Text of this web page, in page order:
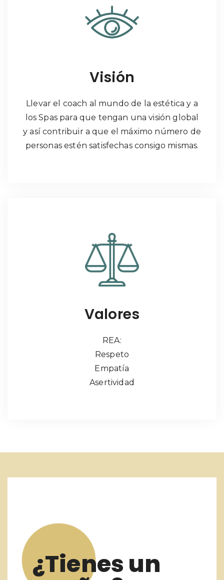
Visión
Llevar el coach al mundo de la estética y a
los Spas para que tengan una visión global
y así contribuir a que el máximo número de
personas estén satisfechas consigo mismas.
Valores
REA:
Respeto
Empatía
Asertividad
¿Tienes un